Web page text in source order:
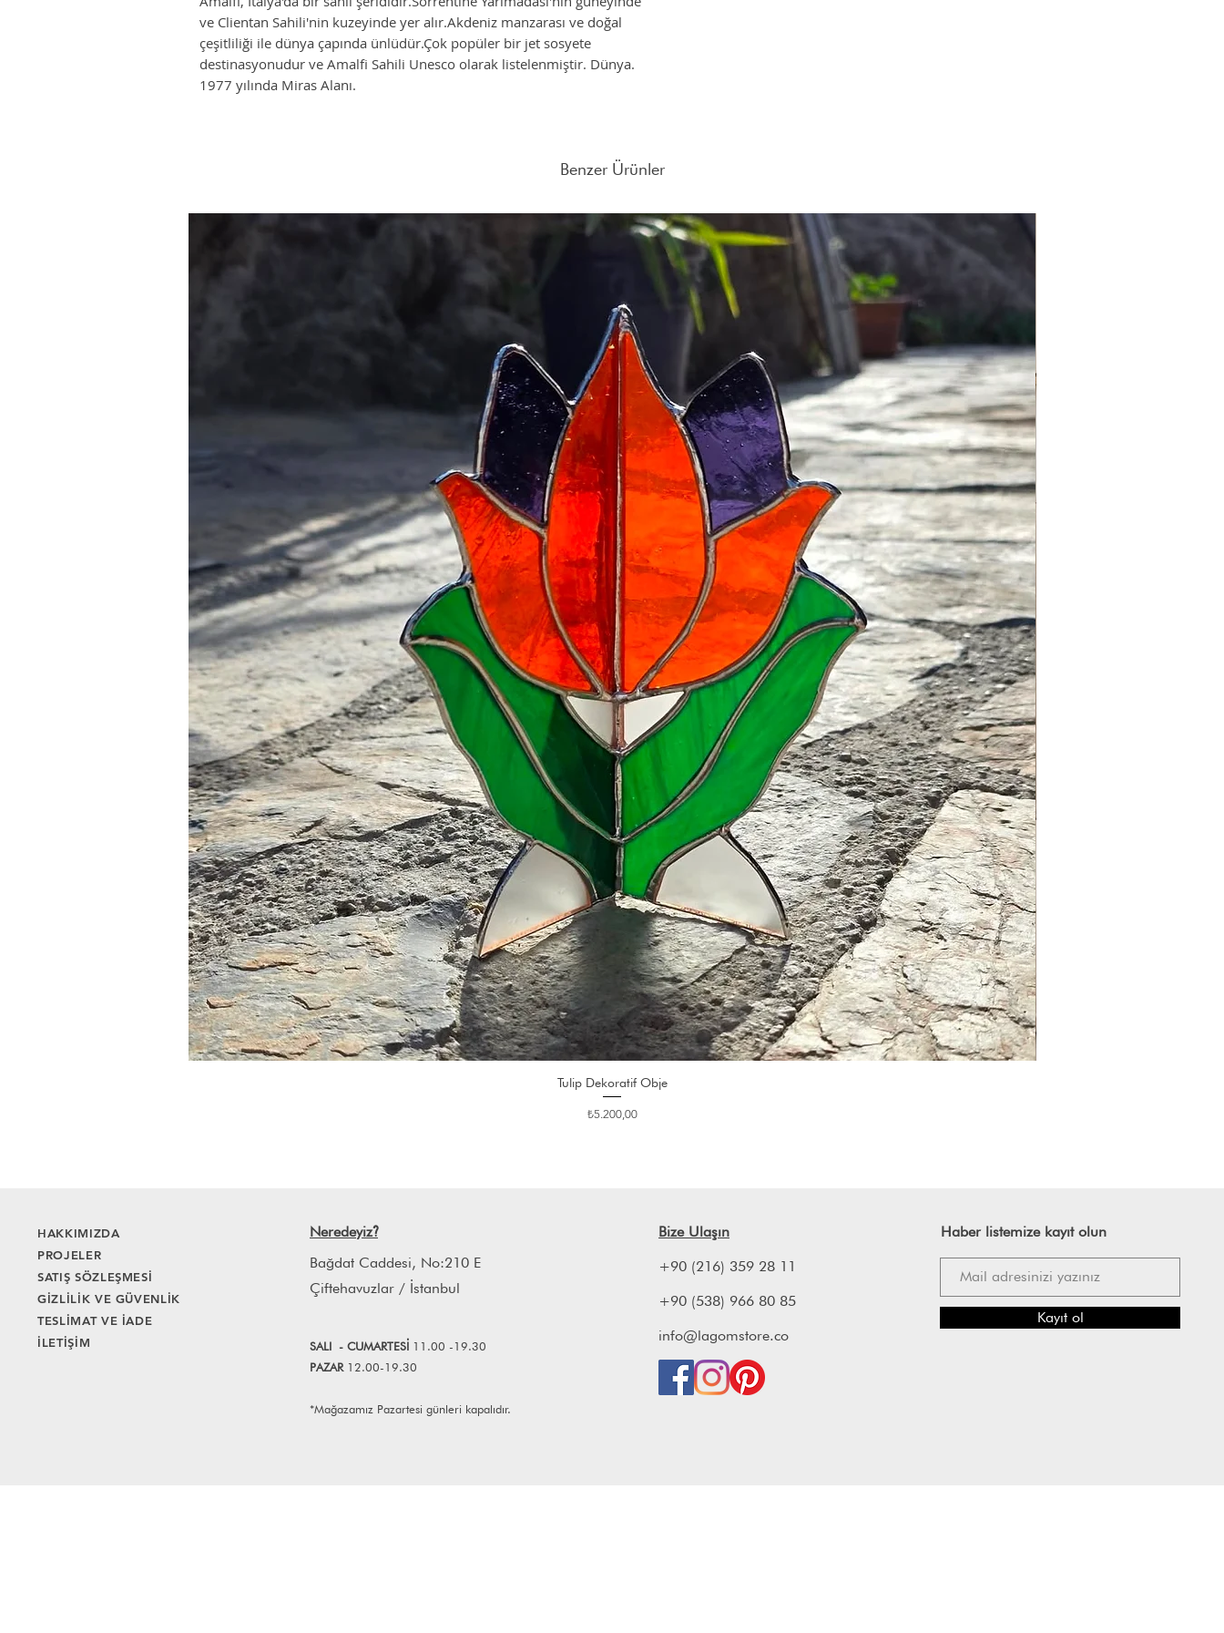
ve Clientan Sahili'nin kuzeyinde yer alır.Akdeniz manzarası ve doğal
çeşitliliği ile dünya çapında ünlüdür.Çok popüler bir jet sosyete
destinasyonudur ve Amalfi Sahili Unesco olarak listelenmiştir. Dünya.
1977 yılında Miras Alanı.
Umarız, tüm koleksiyonlarımızdan siz de büyük keyif
almışsınızdır. Bu seyahat tutkusu ile çizilen illüstrasyonları
%100 ipek fularla ile eviniz için birer dekorasyon haline
getirerek Un Poco Art markasını da 2021 yılında kurduk.
%100 Ayous ağacı ahşap çerçevelerin içinde %100 ipek
fularlarımızın evinizin en keyifli yerini alması dileriz.
Benzer Ürünler
Tulip Dekoratif Obje
Fiyat
₺5.200,00
HAKKIMIZDA
PROJELER
SATIŞ SÖZLEŞMESİ
GİZLİLİK VE GÜVENLİK
TESLİMAT VE İADE
İLETİŞİM
Neredeyiz?
Bağdat Caddesi, No:210 E
Çiftehavuzlar / İstanbul
SALI - CUMARTESİ 11.00 -19.30
PAZAR 12.00-19.30
*Mağazamız Pazartesi günleri kapalıdır.
Bize Ulaşın
+90 (216) 359 28 11
+90 (538) 966 80 85
info@lagomstore.co
Haber listemize kayıt olun
Kayıt ol